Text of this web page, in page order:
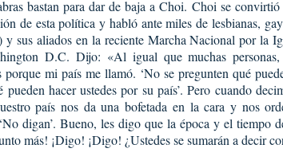
bastan para dar de baja a Choi. Choi se
de esta política y habló ante miles de lesbianas,
sus aliados en la reciente Marcha Nacional por la
D.C. Dijo: «Al igual que muchas
porque mi país me llamó. ‘No se pregunten qué
pueden hacer ustedes por su país’. Pero cuando
país nos da una bofetada en la cara y nos
digan’. Bueno, les digo que la época y el tiempo
más! ¡Digo! ¡Digo! ¿Ustedes se sumarán a decir